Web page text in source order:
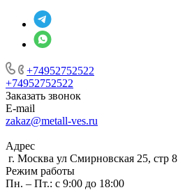
+74952752522
+74952752522
Заказать звонок
E-mail
zakaz@metall-ves.ru
Адрес
г. Москва ул Смирновская 25, стр 8
Режим работы
Пн. – Пт.: с 9:00 до 18:00